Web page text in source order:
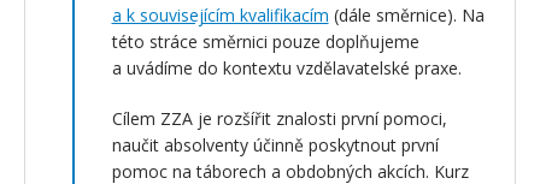
a k souvisejícím kvalifikacím (dále směrnice). Na
této stráce směrnici pouze doplňujeme
a uvádíme do kontextu vzdělavatelské praxe.
Cílem ZZA je rozšířit znalosti první pomoci,
naučit absolventy účinně poskytnout první
pomoc na táborech a obdobných akcích. Kurz